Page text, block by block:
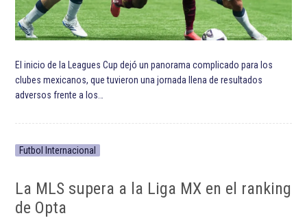
El inicio de la Leagues Cup dejó un panorama complicado para los
clubes mexicanos, que tuvieron una jornada llena de resultados
adversos frente a los…
Futbol Internacional
La MLS supera a la Liga MX en el ranking
de Opta